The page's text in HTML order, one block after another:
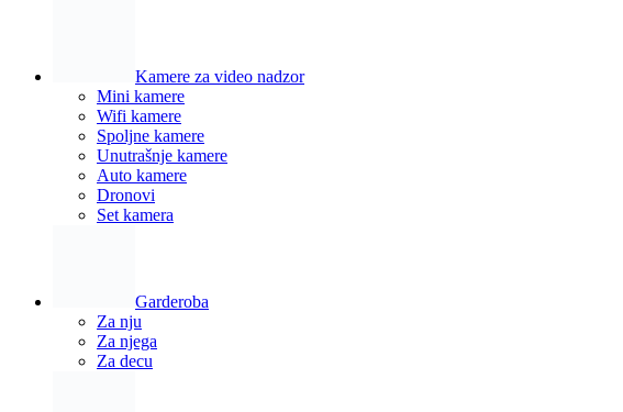
Kamere za video nadzor
Mini kamere
Wifi kamere
Spoljne kamere
Unutrašnje kamere
Auto kamere
Dronovi
Set kamera
Garderoba
Za nju
Za njega
Za decu